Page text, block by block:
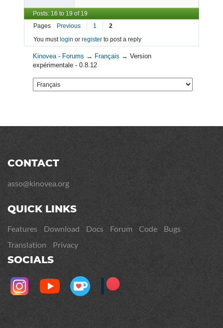
Posts: 16 to 19 of 19
Pages
Previous 1
2
You mustlogin or register to post a reply
Kinovea - Forums → Français →Version
expérimentale - 0.8.12
CONTACT
asso@kinovea.org
QUICK LINKS
Features Download Docs Forum Code
Bugs
Translation
Privacy
SOCIALS